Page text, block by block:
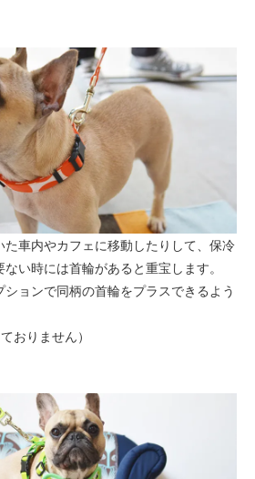
た車内やカフェに移動したりして、保冷
い時には首輪があると重宝します。
ョンで同柄の首輪をプラスできるよう
おりません）